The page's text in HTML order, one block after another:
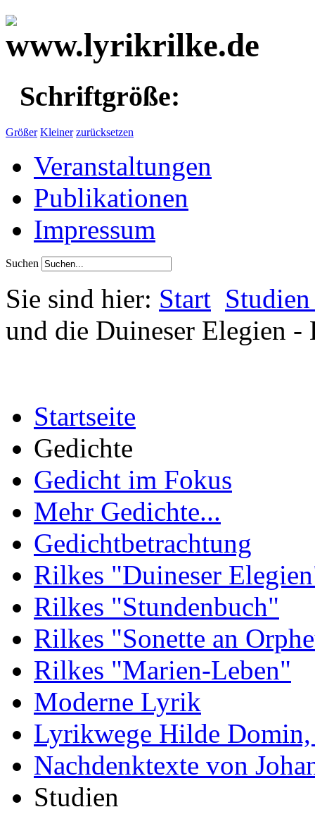
Schriftgröße:
Größer Kleiner zurücksetzen
Veranstaltungen
Publikationen
Impressum
Suchen
Sie sind hier: Start
und die Duineser Elegien
Startseite
Gedichte
Gedicht im Fokus
Mehr Gedichte...
Gedichtbetrachtung
Rilkes "Duineser
Rilkes "Stundenbuch"
Rilkes "Sonette an
Rilkes "Marien-Leben"
Moderne Lyrik
Lyrikwege Hilde
Nachdenktexte von
Studien